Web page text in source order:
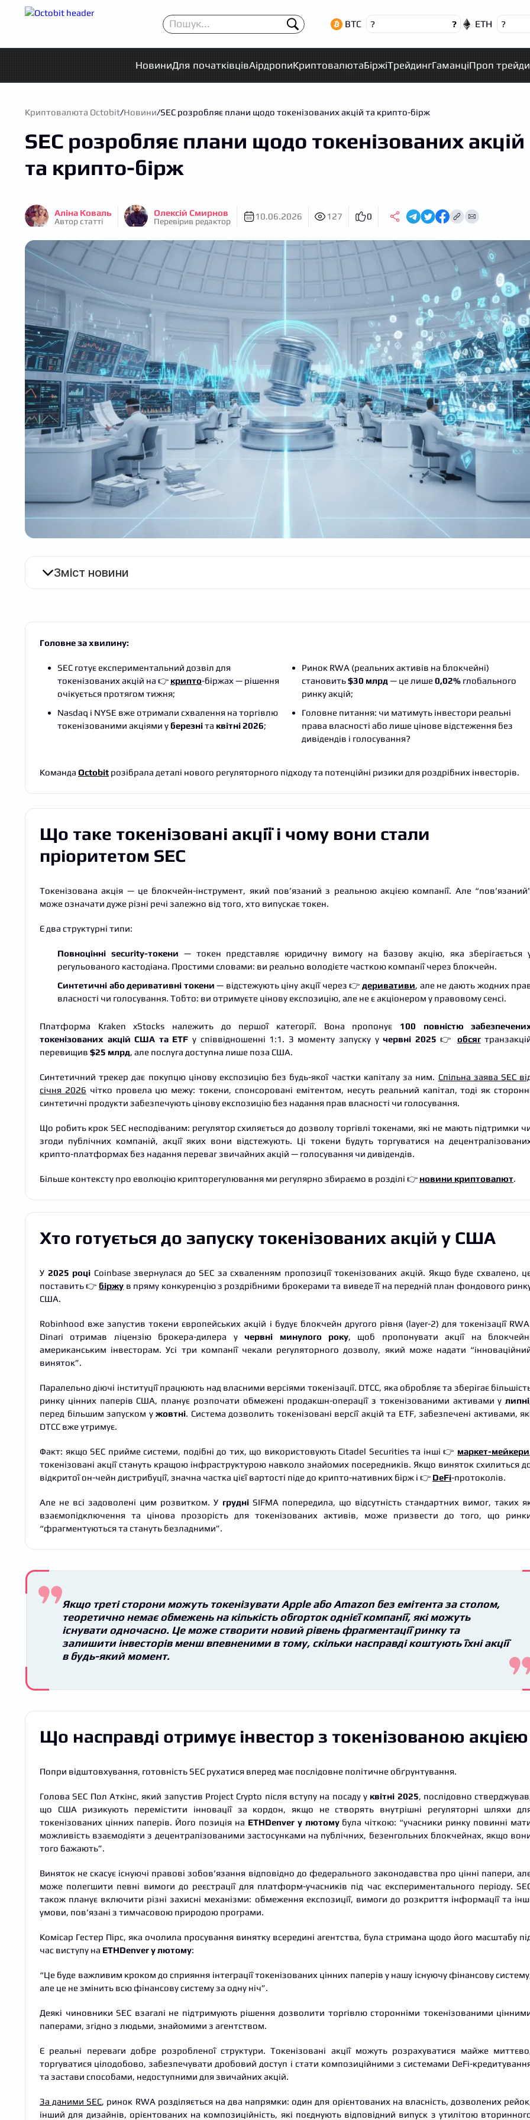
BTC ? ? ETH ?
НовиниДля початківцівАірдропиКриптовалютаБіржіТрейдингГаманціПроп
Криптовалюта Octobit/Новини/SEC розробляє плани щодо токенізованих акцій та крипто-бірж
SEC розробляє плани щодо токенізованих акцій
та крипто-бірж
Аліна Коваль
Автор статті
Олексій Смирнов
Перевірив редактор 10.06.2026 127 0
Зміст новини
Головне за хвилину:
SEC готує експериментальний дозвіл для
токенізованих акцій на 👉 крипто-біржах — рішення
очікується протягом тижня;
Nasdaq і NYSE вже отримали схвалення на торгівлю
токенізованими акціями уберезніта квітні 2026;
Ринок RWA (реальних активів на блокчейні)
становить$30 млрд— це лише0,02% глобального
ринку акцій;
Головне питання: чи матимуть інвестори реальні
права власності або лише цінове відстеження без
дивідендів і голосування?
Команда Octobit розібрала деталі нового регуляторного підходу та потенційні ризики для роздрібних інвесторів.
Що таке токенізовані акції і чому вони стали
пріоритетом SEC
Токенізована акція — це блокчейн-інструмент, який пов’язаний з реальною акцією компанії. Але
може означати дуже різні речі залежно від того, хто випускає токен.
Є два структурні типи:
Повноцінні security-токени — токен представляє юридичну вимогу на базову акцію, яка зберігається
регульованого кастодіана. Простими словами: ви реально володієте часткою компанії через блокчейн.
Синтетичні або деривативні токени — відстежують ціну акції через 👉деривативи, але не дають жодних
власності чи голосування. Тобто: ви отримуєте цінову експозицію, але не є акціонером у правовому сенсі.
Платформа Kraken xStocks належить до першої категорії. Вона пропонує 100 повністю
токенізованих акцій США та ETF у співвідношенні 1:1. З моменту запуску учервні 2025 👉 обсяг
перевищив $25 млрд, але послуга доступна лише поза США.
Синтетичний трекер дає покупцю цінову експозицію без будь-якої частки капіталу за ним. Спільна заява SEC
січня 2026 чітко провела цю межу: токени, спонсоровані емітентом, несуть реальний капітал, тоді як
синтетичні продукти забезпечують цінову експозицію без надання прав власності чи голосування.
Що робить крок SEC несподіваним: регулятор схиляється до дозволу торгівлі токенами, які не мають підтримки
згоди публічних компаній, акції яких вони відстежують. Ці токени будуть торгуватися на
крипто-платформах без надання переваг звичайних акцій — голосування чи дивідендів.
Більше контексту про еволюцію крипторегулювання ми регулярно збираємо в розділі 👉 новини криптовалют.
Хто готується до запуску токенізованих акцій у США
У 2025 році Coinbase звернулася до SEC за схваленням пропозиції токенізованих акцій. Якщо буде схвалено,
поставить 👉біржу в пряму конкуренцію з роздрібними брокерами та виведе її на передній план фондового
США.
Robinhood вже запустив токени європейських акцій і будує блокчейн другого рівня (layer-2) для токенізації
Dinari отримав ліцензію брокера-дилера учервні минулого року, щоб пропонувати акції на
американським інвесторам. Усі три компанії чекали регуляторного дозволу, який може надати
виняток”.
Паралельно діючі інституції працюють над власними версіями токенізації. DTCC, яка обробляє та зберігає
ринку цінних паперів США, планує розпочати обмежені продакшн-операції з токенізованими активами улипні
перед більшим запуском ужовтні. Система дозволить токенізовані версії акцій та ETF, забезпечені активами,
DTCC вже утримує.
Факт: якщо SEC прийме системи, подібні до тих, що використовують Citadel Securities та інші 👉 маркет-мейкери
токенізовані акції стануть кращою інфраструктурою навколо знайомих посередників. Якщо виняток схилиться
відкритої он-чейн дистрибуції, значна частка цієї вартості піде до крипто-нативних бірж і 👉 DeFi-протоколів.
Але не всі задоволені цим розвитком. У грудніSIFMA попередила, що відсутність стандартних вимог, таких
взаємопідключення та цінова прозорість для токенізованих активів, може призвести до того, що
“фрагментуються та стануть безладними”.
Якщо треті сторони можуть токенізувати Apple або Amazon без емітента за столом,
теоретично немає обмежень на кількість обгорток однієї компанії, які можуть
існувати одночасно. Це може створити новий рівень фрагментації ринку та
залишити інвесторів менш впевненими в тому, скільки насправді коштують їхні акції
в будь-який момент.
Що насправді отримує інвестор з токенізованою акцією
Попри відштовхування, готовність SEC рухатися вперед має послідовне політичне обґрунтування.
Голова SEC Пол Аткінс, який запустив Project Crypto після вступу на посаду у квітні 2025, послідовно
що США ризикують перемістити інновації за кордон, якщо не створять внутрішні регуляторні шляхи
токенізованих цінних паперів. Його позиція на ETHDenver у лютомубула чіткою: “учасники ринку повинні
можливість взаємодіяти з децентралізованими застосунками на публічних, безенгольних блокчейнах, якщо
того бажають”.
Виняток не скасує існуючі правові зобов’язання відповідно до федерального законодавства про цінні папери,
може полегшити певні вимоги до реєстрації для платформ-учасників під час експериментального періоду.
також планує включити різні захисні механізми: обмеження експозиції, вимоги до розкриття інформації та
умови, пов’язані з тимчасовою природою програми.
Комісар Гестер Пірс, яка очолила просування винятку всередині агентства, була стримана щодо його масштабу
час виступу на ETHDenver у лютому:
“Це буде важливим кроком до сприяння інтеграції токенізованих цінних паперів у нашу існуючу фінансову
але це не змінить всю фінансову систему за одну ніч”.
Деякі чиновники SEC взагалі не підтримують рішення дозволити торгівлю сторонніми токенізованими
паперами, згідно з людьми, знайомими з агентством.
Є реальні переваги добре розробленої структури. Токенізовані акції можуть розрахуватися майже
торгуватися цілодобово, забезпечувати дробовий доступ і стати композиційними з системами DeFi-
та застави способами, недоступними для звичайних акцій.
За даними SEC, ринок RWA розділяється на два напрямки: один для орієнтованих на власність, дозволених
інший для дизайнів, орієнтованих на композиційність, які поєднують відповідний випуск з утилітою